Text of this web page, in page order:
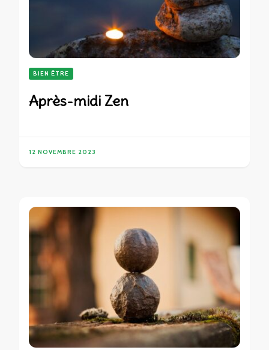
BIEN ÊTRE
Après-midi Zen
12 NOVEMBRE 2023